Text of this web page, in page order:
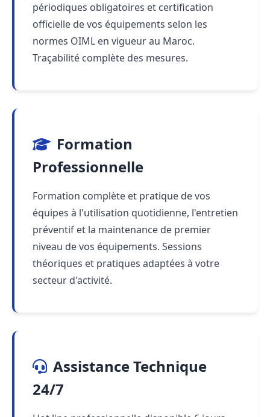
périodiques obligatoires et certification
officielle de vos équipements selon les
normes OIML en vigueur au Maroc.
Traçabilité complète des mesures.
Formation
Professionnelle
Formation complète et pratique de vos
équipes à l'utilisation quotidienne, l'entretien
préventif et la maintenance de premier
niveau de vos équipements. Sessions
théoriques et pratiques adaptées à votre
secteur d'activité.
Assistance Technique
24/7